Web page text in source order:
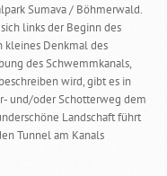
Sumava / Böhmerwald.
links der Beginn des
kleines Denkmal des
des Schwemmkanals,
wird, gibt es in
und/oder Schotterweg dem
Landschaft führt
Tunnel am Kanals